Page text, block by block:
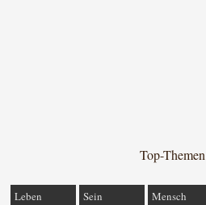
Top-Themen
Leben Sein Mensch